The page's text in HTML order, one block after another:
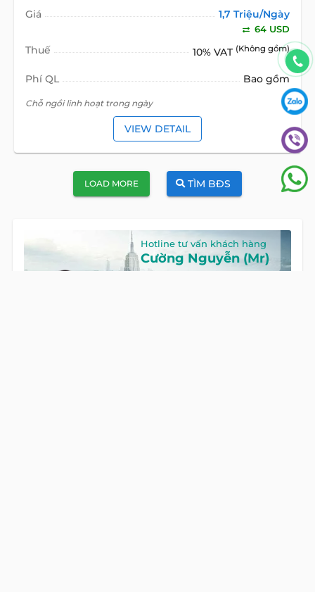
Giá
1,7 Triệu/Ngày
64 USD
Thuế 10% VAT (Không gồm)
Phí QL Bao gồm
Chỗ ngồi linh hoạt trong ngày
VIEW DETAIL
LOAD MORE TÌM BĐS
Hotline tư vấn khách hàng
Cường Nguyễn (Mr)